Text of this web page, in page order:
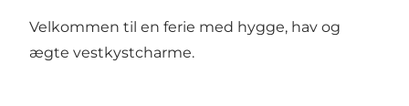
Velkommen til en ferie med hygge, hav og
ægte vestkystcharme.